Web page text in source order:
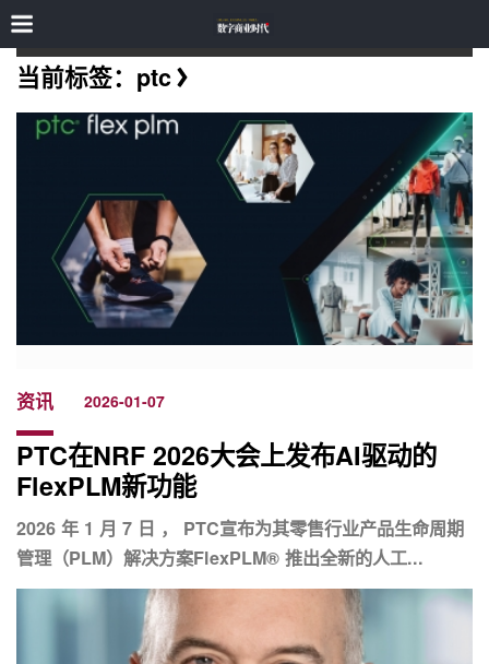
当前标签：ptc
资讯 2026-01-07
PTC在NRF 2026大会上发布AI驱动的
FlexPLM新功能
2026 年 1 月 7 日 ， PTC宣布为其零售行业产品生命周期
管理（PLM）解决方案FlexPLM® 推出全新的人工...